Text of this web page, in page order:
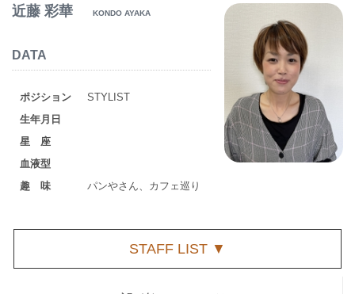
近藤 彩華 KONDO AYAKA
DATA
ポジション
STYLIST
生年月日
星 座
血液型
趣 味
パンやさん、カフェ巡り
STAFF LIST ▼